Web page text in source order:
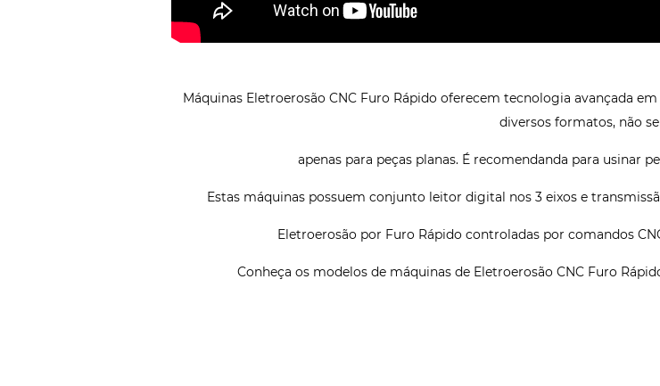
Máquinas Eletroerosão CNC Furo Rápido oferecem tecnologia avançada
diversos formatos, não
apenas para peças planas. É recomendanda para usinar
Estas máquinas possuem conjunto leitor digital nos 3 eixos e
Eletroerosão por Furo Rápido controladas por comandos
Conheça os modelos de máquinas de Eletroerosão CNC Furo